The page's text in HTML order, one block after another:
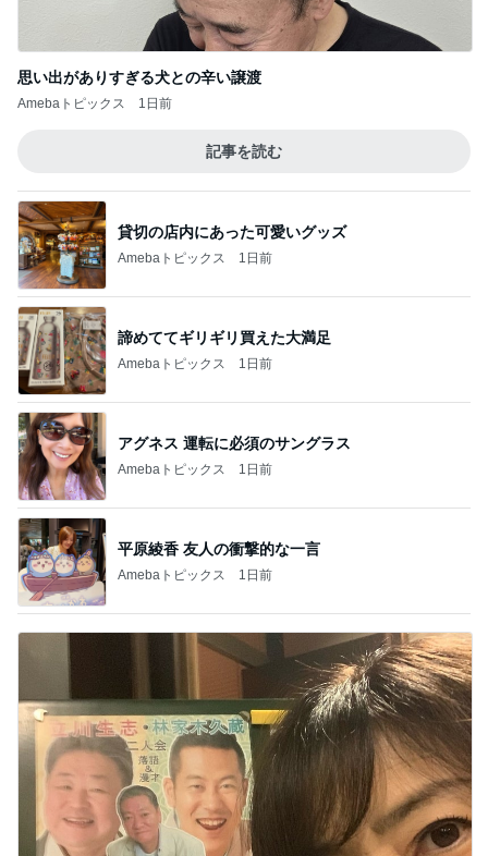
思い出がありすぎる犬との辛い譲渡
Amebaトピックス 1日前
記事を読む
貸切の店内にあった可愛いグッズ
Amebaトピックス 1日前
諦めててギリギリ買えた大満足
Amebaトピックス 1日前
アグネス 運転に必須のサングラス
Amebaトピックス 1日前
平原綾香 友人の衝撃的な一言
Amebaトピックス 1日前